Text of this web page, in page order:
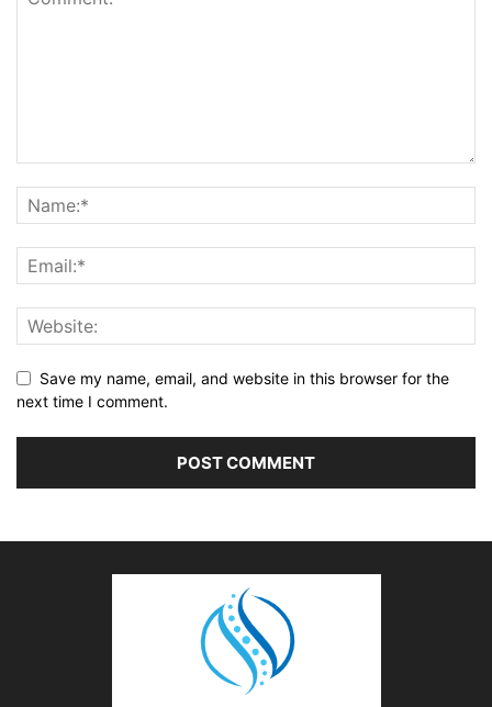
Save my name, email, and website in this browser for the
next time I comment.